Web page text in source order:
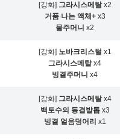
[강화] 그라시스메탈x2
거품 나는 액체+x3
물주머니 x2
[강화] 노바크리스털 x1
그라시스메탈x4
빙결주머니 x4
[강화] 그라시스메탈x4
백토수의 동결발톱x3
빙결 얼음덩어리 x1